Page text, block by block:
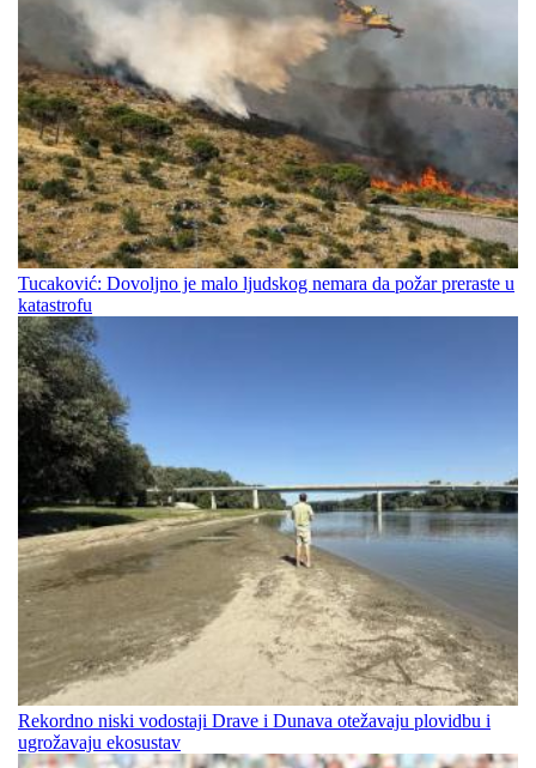
Tucaković: Dovoljno je malo ljudskog nemara da požar preraste u
katastrofu
Rekordno niski vodostaji Drave i Dunava otežavaju plovidbu i
ugrožavaju ekosustav